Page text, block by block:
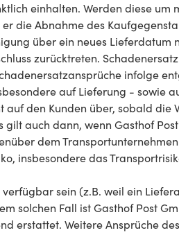
einhalten. Werden diese um
die Abnahme des
über ein neues Lieferdatum
zurücktreten.
infolge
auf Lieferung - sowie
den Kunden über, sobald die
auch dann, wenn Gasthof Post
dem
insbesondere das
sein (z.B. weil ein
solchen Fall ist Gasthof Post
erstattet. Weitere Ansprüche